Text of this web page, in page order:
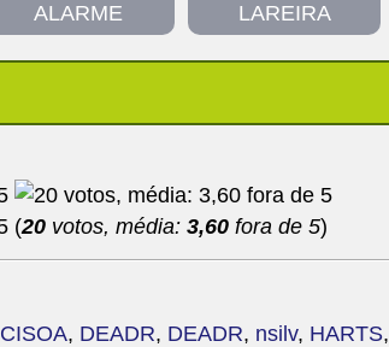
ALARME LAREIRA
(20 votos, média: 3,60 fora de 5)
CISOA, DEADR, DEADR, nsilv, HARTS,